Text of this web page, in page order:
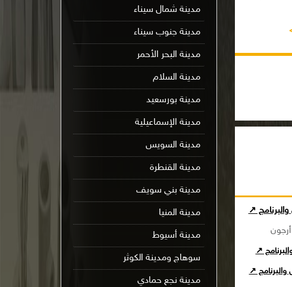
↗
↗
والبرنامج ↗
مدينة شمال سيناء
مدينة جنوب سيناء
مدينة البحر الأحمر
مدينة السلام
مدينة بورسعيد
مدينة الإسماعيلية
مدينة السويس
مدينة القنطرة
مدينة بني سويف
مدينة المنيا
مدينة أسيوط
سوهاج ومدينة الكوثر
مدينة نجع حمادي